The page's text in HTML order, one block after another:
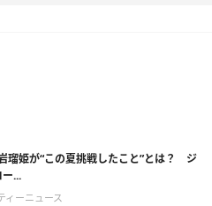
瑠姫が“この夏挑戦したこと”とは？ ジ
ー...
ィーニュース